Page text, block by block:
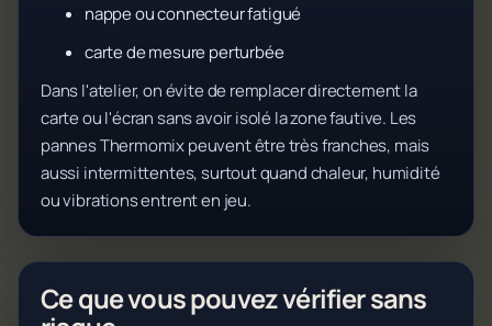
nappe ou connecteur fatigué
carte de mesure perturbée
Dans l'atelier, on évite de remplacer directement la
carte ou l'écran sans avoir isolé la zone fautive. Les
pannes Thermomix peuvent être très franches, mais
aussi intermittentes, surtout quand chaleur, humidité
ou vibrations entrent en jeu.
Ce que vous pouvez vérifier sans